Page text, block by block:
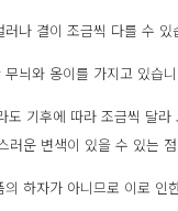
나 결이 조금씩 다를 수 있
늬와 옹이를 가지고 있습
도 기후에 따라 조금씩 달라
러운 변색이 있을 수 있는
하자가 아니므로 이로 인